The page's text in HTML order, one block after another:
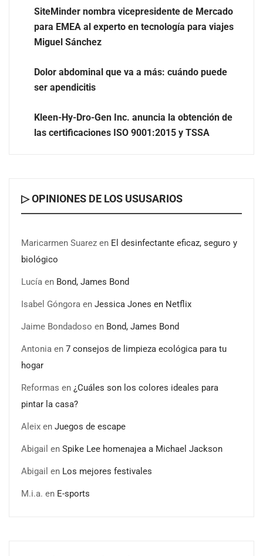
¿Por qué es tan determinante el asesoramiento
inmobiliario para la compra de piso?
SiteMinder nombra vicepresidente de Mercado
para EMEA al experto en tecnología para viajes
Miguel Sánchez
Dolor abdominal que va a más: cuándo puede
ser apendicitis
Kleen-Hy-Dro-Gen Inc. anuncia la obtención de
las certificaciones ISO 9001:2015 y TSSA
▷ OPINIONES DE LOS USUSARIOS
Maricarmen Suarez en El desinfectante eficaz, seguro y
biológico
Lucía en Bond, James Bond
Isabel Góngora en Jessica Jones en Netflix
Jaime Bondadoso en Bond, James Bond
Antonia en 7 consejos de limpieza ecológica para tu
hogar
Reformas en ¿Cuáles son los colores ideales para
pintar la casa?
Aleix en Juegos de escape
Abigail en Spike Lee homenajea a Michael Jackson
Abigail en Los mejores festivales
M.i.a. en E-sports